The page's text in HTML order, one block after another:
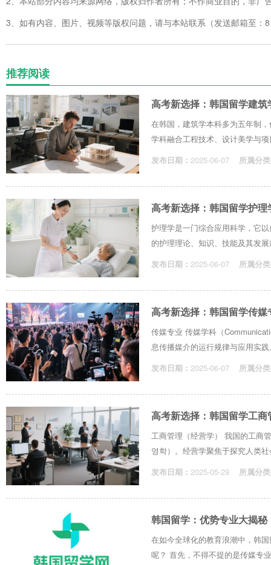
3、如有内容、图片、视频等版权问题，请与本站联系（发送邮箱至
推荐阅读
高考新选择：韩国留学建
在韩国，建筑学本科多为五年制
学科融合工程技术、设计美学与
发布日期： 2025-06-07 所属分
高考新选择：韩国留学护
护理学是一门综合应用科学，它
的护理理论、知识、技能及其发
发布日期： 2025-06-07 所属分
高考新选择：韩国留学传媒
传媒专业 传媒学科（
息传播媒介的运行规律与应用实
发布日期： 2025-06-07 所属分
高考新选择：韩国留学工
工商管理（经营学） 我国的工商
영학）。经营学聚焦于探究人类
发布日期： 2025-05-29 所属分
韩国留学：优势专业大揭秘
在如今全球化的教育浪潮中，韩
呢？ 首先，不得不提的是传媒专